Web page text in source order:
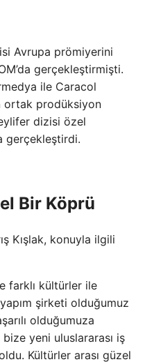
Avrupa prömiyerini
gerçekleştirmişti.
ile Caracol
ortak prodüksiyon
dizisi özel
gerçekleştirdi.
Bir Köprü
Kışlak, konuyla ilgili
farklı kültürler ile
şirketi olduğumuz
olduğumuza
bize yeni uluslararası iş
Kültürler arası güzel